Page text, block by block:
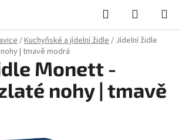
Hledat
KOŠÍK
/Kuchyňské a jídelní židle/ Jídelní židle
| tmavě modrá
Monett -
nohy | tmavě